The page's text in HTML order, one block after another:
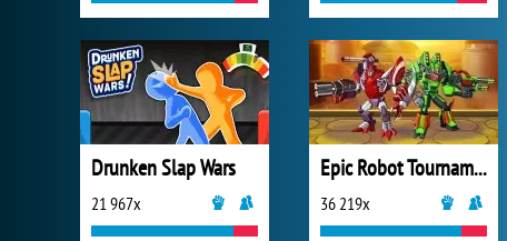
Drunken Slap Wars
21 967x
Epic Robot Tournament
36 219x